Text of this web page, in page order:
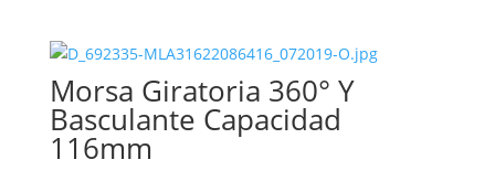
Morsa Giratoria 360° Y
Basculante Capacidad
116mm